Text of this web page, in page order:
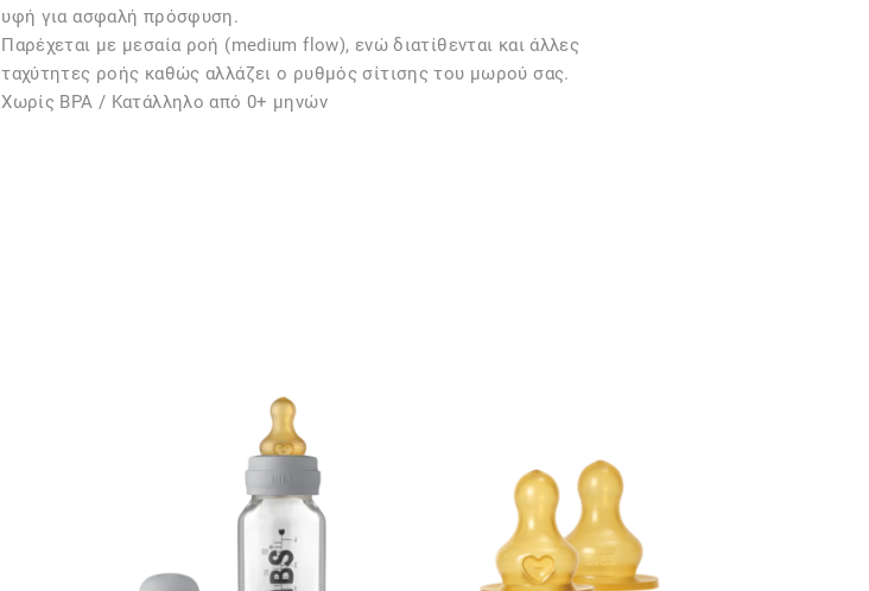
υφή για ασφαλή πρόσφυση.
Παρέχεται με μεσαία ροή (medium flow), ενώ διατίθενται και άλλες
ταχύτητες ροής καθώς αλλάζει ο ρυθμός σίτισης του μωρού σας.
Χωρίς BPA / Κατάλληλο από 0+ μηνών